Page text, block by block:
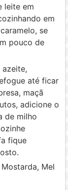
leite em
em
se
pouco de
até ficar
maçã
adicione o
de milho
fique
Mel